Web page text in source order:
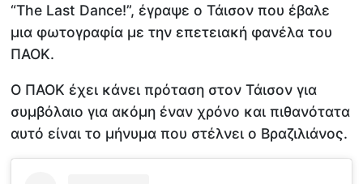
“The Last Dance!”, έγραψε ο Τάισον που έβαλε
μια φωτογραφία με την επετειακή φανέλα του
ΠΑΟΚ.
Ο ΠΑΟΚ έχει κάνει πρόταση στον Τάισον για
συμβόλαιο για ακόμη έναν χρόνο και πιθανότατα
αυτό είναι το μήνυμα που στέλνει ο Βραζιλιάνος.